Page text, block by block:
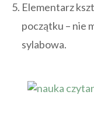
Elementarz
początku – nie
sylabowa.